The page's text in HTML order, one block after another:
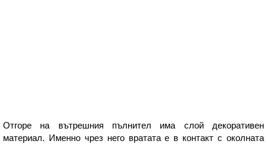
Отгоре на вътрешния пълнител има слой декоративен
материал. Именно чрез него вратата е в контакт с околната